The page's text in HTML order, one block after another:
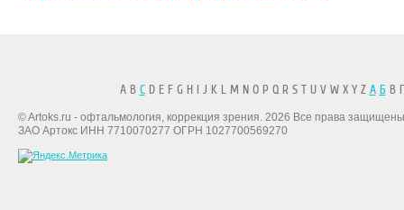
A B CD E F G H I J K L M N O P Q R S T U V W X Y Z А БВ
© Artoks.ru - офтальмология, коррекция зрения. 2026 Все права
ЗАО Артокс ИНН 7710070277 ОГРН 1027700569270